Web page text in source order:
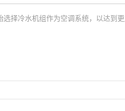
择冷水机组作为空调系统，以达到